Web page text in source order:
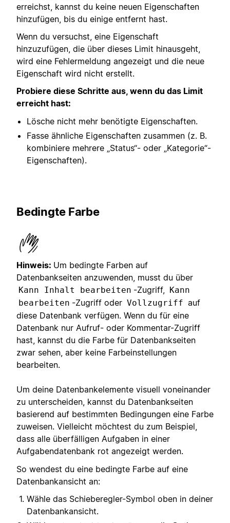
erreichst, kannst du keine neuen Eigenschaften
hinzufügen, bis du einige entfernt hast.
Wenn du versuchst, eine Eigenschaft
hinzuzufügen, die über dieses Limit hinausgeht,
wird eine Fehlermeldung angezeigt und die neue
Eigenschaft wird nicht erstellt.
Probiere diese Schritte aus, wenn du das Limit
erreicht hast:
Lösche nicht mehr benötigte Eigenschaften.
Fasse ähnliche Eigenschaften zusammen (z. B.
kombiniere mehrere „Status“- oder „Kategorie“-
Eigenschaften).
Bedingte Farbe
Hinweis: Um bedingte Farben auf
Datenbankseiten anzuwenden, musst du über
Kann Inhalt bearbeiten -Zugriff, Kann
bearbeiten -Zugriff oder Vollzugriff auf
diese Datenbank verfügen. Wenn du für eine
Datenbank nur Aufruf- oder Kommentar-Zugriff
hast, kannst du die Farbe für Datenbankseiten
zwar sehen, aber keine Farbeinstellungen
bearbeiten.
Um deine Datenbankelemente visuell voneinander
zu unterscheiden, kannst du Datenbankseiten
basierend auf bestimmten Bedingungen eine Farbe
zuweisen. Vielleicht möchtest du zum Beispiel,
dass alle überfälligen Aufgaben in einer
Aufgabendatenbank rot angezeigt werden.
So wendest du eine bedingte Farbe auf eine
Datenbankansicht an:
Wähle das Schieberegler-Symbol oben in deiner
Datenbankansicht.